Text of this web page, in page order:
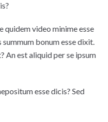
quidem video minime esse
bonum esse dixit.
An est aliquid per se ipsum
esse dicis? Sed